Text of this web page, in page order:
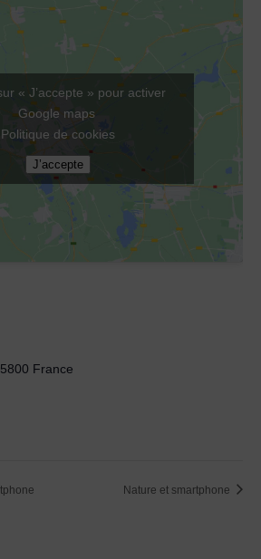
France
« J’accepte » pour activer
Google maps
Politique de cookies
J’accepte
Nature et smartphone